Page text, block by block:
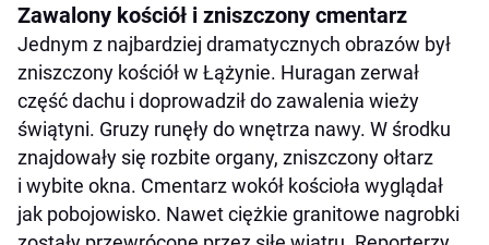
Zawalony kościół i zniszczony cmentarz
Jednym z najbardziej dramatycznych obrazów był
zniszczony kościół w Łążynie. Huragan zerwał
część dachu i doprowadził do zawalenia wieży
świątyni. Gruzy runęły do wnętrza nawy. W środku
znajdowały się rozbite organy, zniszczony ołtarz
i wybite okna. Cmentarz wokół kościoła wyglądał
jak pobojowisko. Nawet ciężkie granitowe nagrobki